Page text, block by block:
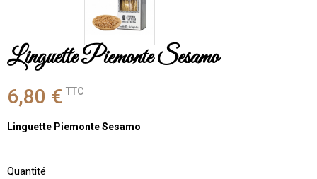
Linguette Piemonte Sesamo
6,80 € TTC
Linguette Piemonte Sesamo
Quantité